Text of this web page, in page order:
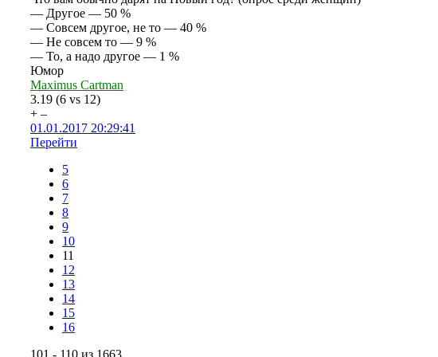
— Другое — 50 %
— Совсем другое, не то — 40 %
— Не совсем то — 9 %
— То, а надо другое — 1 %
Юмор
Maximus Cartman
3.19 (6 vs 12)
+ –
01.01.2017 20:29:41
Перейти
5
6
7
8
9
10
11
12
13
14
15
16
101 - 110 из 1663